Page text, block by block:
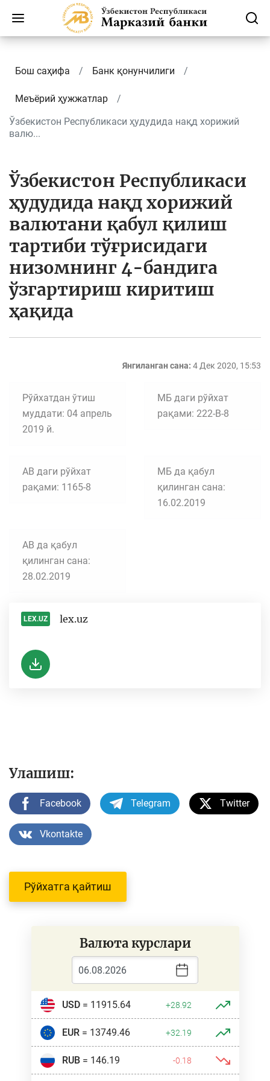
Бош саҳифа Банк қонунчилиги
Меъёрий ҳужжатлар
Ўзбекистон Республикаси ҳудудида нақд хорижий
валю...
Ўзбекистон Республикаси
ҳудудида нақд хорижий
валютани қабул қилиш
тартиби тўғрисидаги
низомнинг 4-бандига
ўзгартириш киритиш
ҳақида
Янгиланган сана: 4 Дек 2020, 15:53
Рўйхатдан ўтиш
муддати: 04 апрель
2019 й.
МБ даги рўйхат
рақами: 222-В-8
АВ даги рўйхат
рақами: 1165-8
МБ да қабул
қилинган сана:
16.02.2019
АВ да қабул
қилинган сана:
28.02.2019
LEX.UZ lex.uz
Улашиш:
Facebook Telegram Twitter
Vkontakte
Рўйхатга қайтиш
Валюта курслари
USD= 11915.64 +28.92
EUR= 13749.46 +32.19
RUB= 146.19 -0.18